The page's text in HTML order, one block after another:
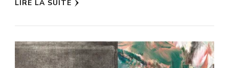
LIRE LA SUITE